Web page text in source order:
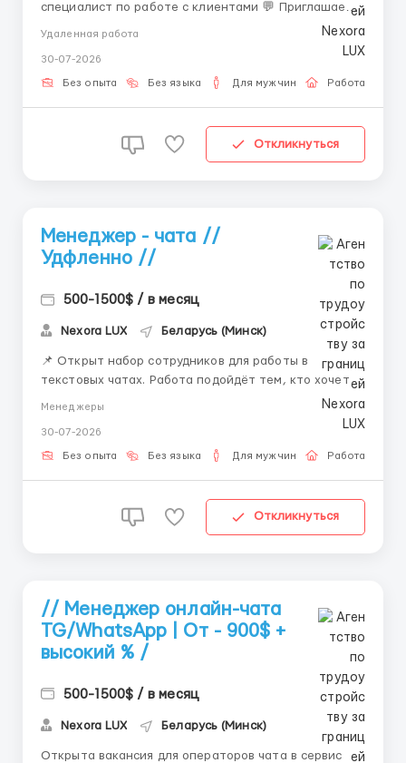
специалист по работе с клиентами 💬 Приглашаем
внимательных и ответственных сотрудников для
подойдёт тем, кто хочет работать удалённо,
развивать навыки онлайн-коммуникации и получать
Удаленная работа
30-07-2026
Без опыта Без языка Для мужчин Работа
Откликнуться
Менеджер - чата //
Удфленно //
500-1500$ / в месяц
Nexora LUX Беларусь (Минск)
📌 Открыт набор сотрудников для работы в
текстовых чатах. Работа подойдёт тем, кто хочет
работать удалённо и развиваться в сфере онлайн-
переписку — отвечать на сообщения —
сопровождать клиентов — работать с внутренней
Менеджеры
30-07-2026
Без опыта Без языка Для мужчин Работа
Откликнуться
// Менеджер онлайн-чата
TG/WhatsApp | От - 900$ +
высокий % /
500-1500$ / в месяц
Nexora LUX Беларусь (Минск)
Открыта вакансия для операторов чата в сервис